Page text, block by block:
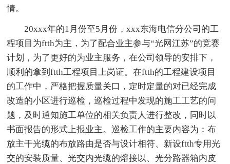
情。
20xxx年的1月份至5月份，xxx东海电信分公司的工
程项目为ftth为主，为了配合业主参与“光网江苏”的竞赛
计划，为了更好的为业主服务，在公司领导的安排下，
顺利的拿到ftth工程项目上岗证。在ftth的工程建设项目
的工作中，严格把握质量关口，定时定量的对已经完成
改造的小区进行巡检，巡检过程中发现的施工工艺的问
题，及时通知施工单位的相关负责人进行整改，同时以
书面报告的形式上报业主。巡检工作的主要内容为：布
放主干光缆的布放路由是否与设计相符、新设ftth专用光
交的安装质量、光交内光缆的熔接以、光分路器箱内皮